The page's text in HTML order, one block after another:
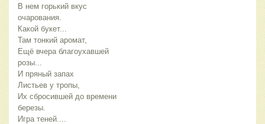
В нем горький вкус
очарования.
Какой букет...
Там тонкий аромат,
Ещё вчера благоухавшей
розы...
И пряный запах
Листьев у тропы,
Их сбросившей до времени
березы.
Игра теней....